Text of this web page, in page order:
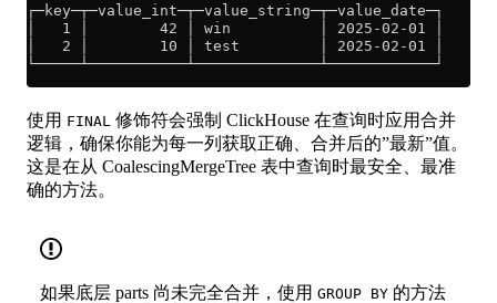
┌─key─┬─value_int─┬─value_string─┬─value_date─┐
│   1 │        42 │ win          │ 2025-02-01 │
│   2 │        10 │ test         │ 2025-02-01 │
└─────┴───────────┴──────────────┴────────────┘
使用 FINAL 修饰符会强制 ClickHouse 在查询时应用合并
逻辑，确保你能为每一列获取正确、合并后的”最新”值。
这是在从 CoalescingMergeTree 表中查询时最安全、最准
确的方法。
如果底层 parts 尚未完全合并，使用 GROUP BY 的方法